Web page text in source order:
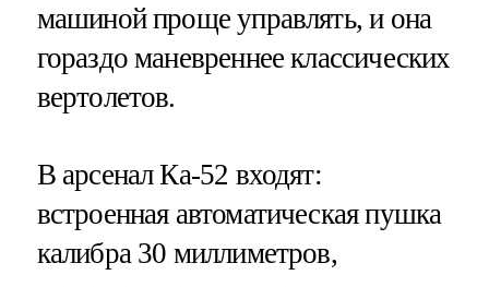
машиной проще управлять, и она
гораздо маневреннее классических
вертолетов.
В арсенал Ка-52 входят:
встроенная автоматическая пушка
калибра 30 миллиметров,